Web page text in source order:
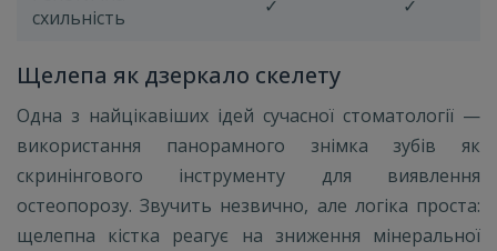
схильність
✓ ✓
Щелепа як дзеркало скелету
Одна з найцікавіших ідей сучасної стоматології —
використання панорамного знімка зубів як
скринінгового інструменту для виявлення
остеопорозу. Звучить незвично, але логіка проста:
щелепна кістка реагує на зниження мінеральної